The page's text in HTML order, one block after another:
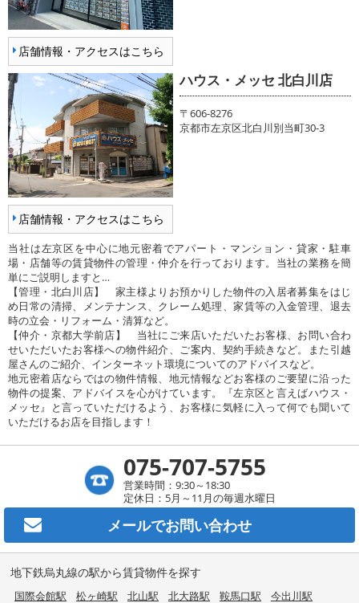
店舗情報・アクセスはこちら
店舗情報・アクセスはこちら
ハウス・メッセ 北白川店
〒606-8276
京都市左京区北白川別当町30-3
当社は左京区を中心に地元密着でアパート・マンション・貸家・駐車
場・店舗等の賃貸物件の管理・仲介を行っております。当社の業務を簡
単にご説明しますと…
【管理・北白川店】 家主様よりお預かりした物件の入居者募集をはじ
め日常の清掃、メンテナンス、クレーム処理、家賃等の入金管理、退去
時の立会・リフォーム・清算など。
【仲介・京都大学前店】 当社にご来店いただいたお客様、お問い合わ
せいただいたお客様への物件紹介、ご案内、契約手続きなど。また引越
屋さんのご紹介、インターネット環境についてのアドバイスなど。
地元密着店ならではの物件情報、地元情報などお客様のご要望に沿った
物件の提案、アドバイスを心がけています。『左京区と言えばハウス・
メッセ』と言っていただけるよう、お客様に気軽に入って何でも聞いて
いただけるお店を目指します！
075-707-5755
営業時間：9:30～18:30
定休日：5月～11月の毎週水曜日
メールでお問い合わせ
地下鉄烏丸線の駅から賃貸物件を探す
国際会館駅 松ヶ崎駅 北山駅 北大路駅 鞍馬口駅 今出川駅